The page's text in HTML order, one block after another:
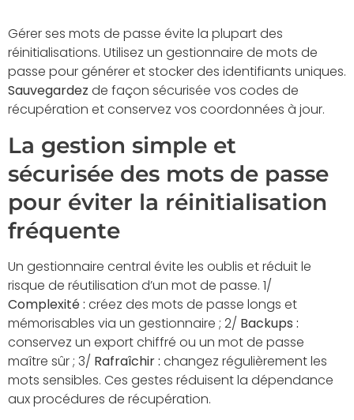
Gérer ses mots de passe évite la plupart des
réinitialisations. Utilisez un gestionnaire de mots de
passe pour générer et stocker des identifiants uniques.
Sauvegardez de façon sécurisée vos codes de
récupération et conservez vos coordonnées à jour.
La gestion simple et
sécurisée des mots de passe
pour éviter la réinitialisation
fréquente
Un gestionnaire central évite les oublis et réduit le
risque de réutilisation d’un mot de passe. 1/
Complexité : créez des mots de passe longs et
mémorisables via un gestionnaire ; 2/ Backups :
conservez un export chiffré ou un mot de passe
maître sûr ; 3/ Rafraîchir : changez régulièrement les
mots sensibles. Ces gestes réduisent la dépendance
aux procédures de récupération.